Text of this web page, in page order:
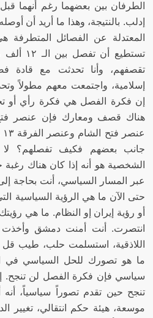
الطرفان بين بعضهما رغم أنهما
إدلب. بالنتيجة، وهذا ما أريد أن
المعتدلة عن الفصائل المتطرفة
تستطيع
تقصفهم، وأنا تحدثت مع قادة
إسلامية، واجتمعت معهم مطولاً
إن فكرة الفصل هي فكرة رأي أو
هناك قصف ومعارك فإن عنصر فتح
جانب بعضهم فكيف تفصلهم؟
الشخصية هو أنه إذا كان هناك
عبر المسار السياسي، أنت بحاجة
حتى الآن ما هي الرؤية السياسية
أو رؤية إيران إو النظام. ما هي
انتصرت.
أنت أمنت دمشق
اللاذقية، استسلمت حلب، طيب
ما هو تصورك للحل السياسي في
سياسي فإن فكرة الفصل لن تنجح.
تنجح حين تقدم تصوراً سياسياً،
موسعة، هيئة حكم انتقالي، تغيير